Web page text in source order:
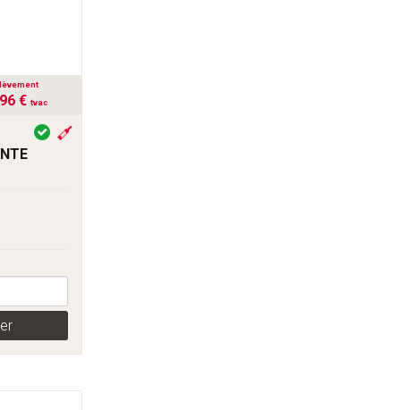
€ tvac